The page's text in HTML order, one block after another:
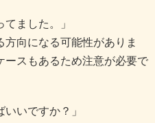
ました。」
向になる可能性がありま
ースもあるため注意が必要で
いですか？」